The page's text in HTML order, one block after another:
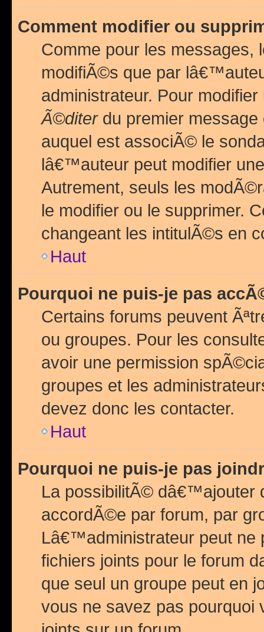
Comment modifier ou
Comme pour les messages,
modifiÃ©s que par
administrateur. Pour
Ã©diterdu premier
auquel est associÃ© le
lâ€™auteur peut modifier
Autrement, seuls les
le modifier ou le supprimer.
changeant les intitulÃ©s en
Haut
Pourquoi ne puis-je pas
Certains forums peuvent
ou groupes. Pour les
avoir une permission
groupes et les
devez donc les contacter.
Haut
Pourquoi ne puis-je pas
La possibilitÃ© dâ€™ajouter
accordÃ©e par forum, par
Lâ€™administrateur peut
fichiers joints pour le forum
que seul un groupe peut en
vous ne savez pas pourquoi